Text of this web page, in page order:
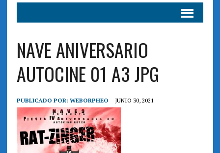
NAVE ANIVERSARIO
AUTOCINE 01 A3 JPG
PUBLICADO POR: WEBORPHEO JUNIO 30, 2021